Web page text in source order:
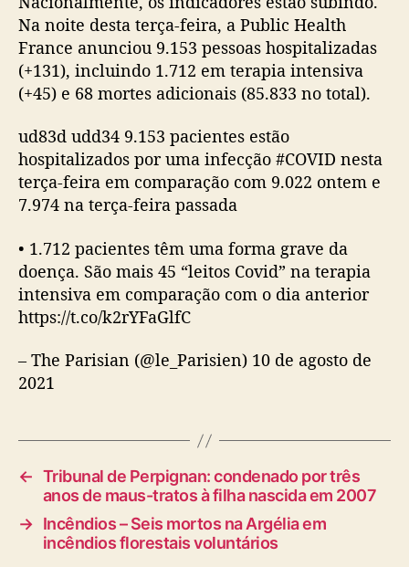
Na noite desta terça-feira, a Public Health
France anunciou 9.153 pessoas hospitalizadas
(+131), incluindo 1.712 em terapia intensiva
(+45) e 68 mortes adicionais (85.833 no total).
ud83d udd34 9.153 pacientes estão
hospitalizados por uma infecção #COVID nesta
terça-feira em comparação com 9.022 ontem e
7.974 na terça-feira passada
• 1.712 pacientes têm uma forma grave da
doença. São mais 45 “leitos Covid” na terapia
intensiva em comparação com o dia anterior
https://t.co/k2rYFaGlfC
– The Parisian (@le_Parisien) 10 de agosto de
2021
← Tribunal de Perpignan: condenado por três
anos de maus-tratos à filha nascida em 2007
→ Incêndios – Seis mortos na Argélia em
incêndios florestais voluntários